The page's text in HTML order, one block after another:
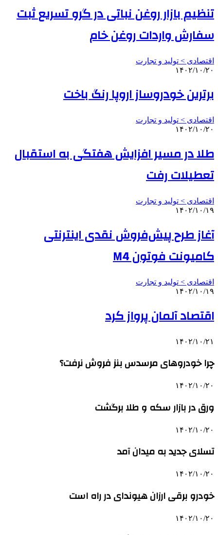
تنظیم بازار روغن نباتی در گرو تسریع ثبت
سفارش واردات روغن خام
اقتصادی > تولید و تجارت
۱۴۰۲/۱۰/۲۰
برترین خودروساز اروپا رنگ باخت
اقتصادی > تولید و تجارت
۱۴۰۲/۱۰/۲۰
طلا در مسیر افزایش هفتگی به استقبال
تعطیلات رفت
اقتصادی > تولید و تجارت
۱۴۰۲/۱۰/۱۹
آغاز طرح پیش‌فروش نقدی اینترنتی
کامیونت فوتون M4
اقتصادی > تولید و تجارت
۱۴۰۲/۱۰/۱۹
اقتصاد آلمان پرواز کرد
۱۴۰۲/۱۰/۲۱
چرا خودروهای مرسدس بنز فروش نرفت؟
۱۴۰۲/۱۰/۲۰
ورق در بازار سکه و طلا برگشت
۱۴۰۲/۱۰/۲۰
تسلای جدید به میدان آمد
۱۴۰۲/۱۰/۲۰
خودرو برقی ارزان هیوندای در راه است
۱۴۰۲/۱۰/۲۰